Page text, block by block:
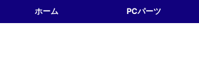
ホーム PCパーツ